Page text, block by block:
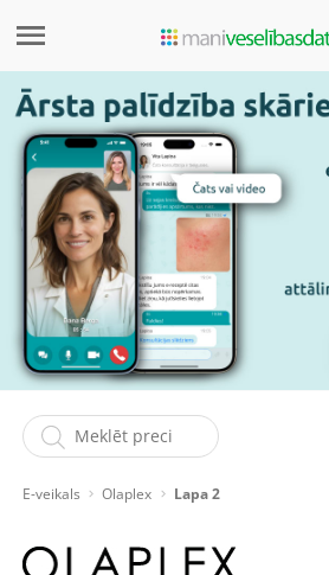
E-veikals Olaplex Lapa 2